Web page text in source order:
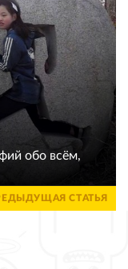
обо всём,
СТАТЬЯ